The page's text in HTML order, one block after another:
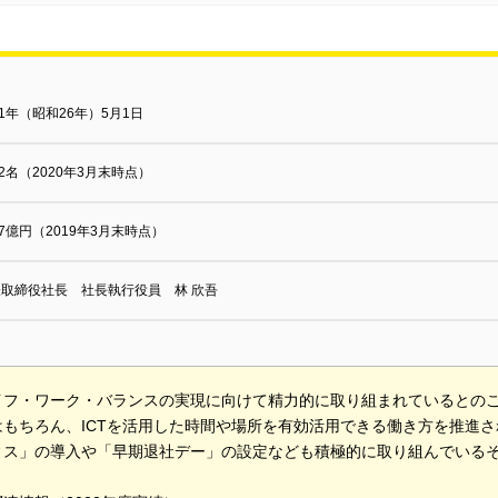
年（昭和26年）5月1日
名（2020年3月末時点）
億円（2019年3月末時点）
取締役社長 社長執行役員 林 欣吾
・ワーク・バランスの実現に向けて精力的に取り組まれているとの
ちろん、ICTを活用した時間や場所を有効活用できる働き方を推進
」の導入や「早期退社デー」の設定なども積極的に取り組んでいる